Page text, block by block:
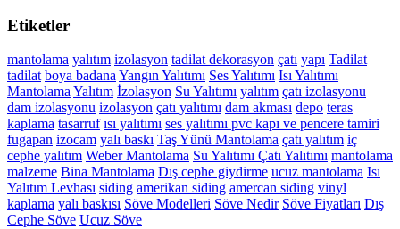
Etiketler
mantolama yalıtım izolasyon tadilatdekorasyon çatı yapı Tadilat
tadilat boya badanaYangın Yalıtımı Ses Yalıtımı Isı Yalıtımı
MantolamaYalıtım İzolasyon Su Yalıtımı yalıtım çatı izolasyonu
dam izolasyonu izolasyon çatı yalıtımı dam akması depo teras
kaplama tasarruf ısı yalıtımı ses yalıtımı pvc kapı ve pencere tamiri
fugapan izocam yalı baskı Taş Yünü Mantolama çatı yalıtım iç
cephe yalıtım Weber Mantolama Su Yalıtımı Çatı Yalıtımı mantolama
malzeme Bina Mantolama Dış cephe giydirme ucuz mantolama Isı
Yalıtım Levhası siding amerikan siding amercan siding vinyl
kaplama yalı baskısı Söve Modelleri Söve Nedir Söve Fiyatları Dış
Cephe Söve Ucuz Söve